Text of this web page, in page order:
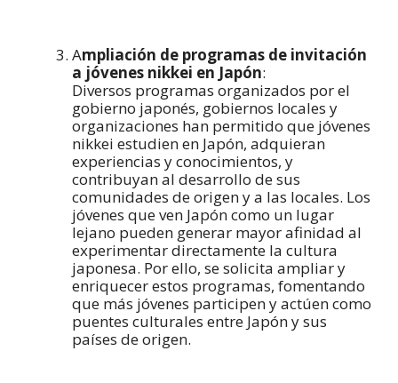
Ampliación de programas de invitación
a jóvenes nikkei en Japón:
Diversos programas organizados por el
gobierno japonés, gobiernos locales y
organizaciones han permitido que jóvenes
nikkei estudien en Japón, adquieran
experiencias y conocimientos, y
contribuyan al desarrollo de sus
comunidades de origen y a las locales. Los
jóvenes que ven Japón como un lugar
lejano pueden generar mayor afinidad al
experimentar directamente la cultura
japonesa. Por ello, se solicita ampliar y
enriquecer estos programas, fomentando
que más jóvenes participen y actúen como
puentes culturales entre Japón y sus
países de origen.